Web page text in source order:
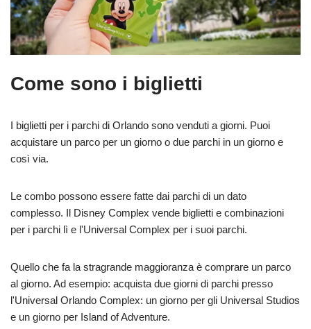
Come sono i biglietti
I biglietti per i parchi di Orlando sono venduti a giorni. Puoi
acquistare un parco per un giorno o due parchi in un giorno e
così via.
Le combo possono essere fatte dai parchi di un dato
complesso. Il Disney Complex vende biglietti e combinazioni
per i parchi lì e l'Universal Complex per i suoi parchi.
Quello che fa la stragrande maggioranza è comprare un parco
al giorno. Ad esempio: acquista due giorni di parchi presso
l'Universal Orlando Complex: un giorno per gli Universal Studios
e un giorno per Island of Adventure.